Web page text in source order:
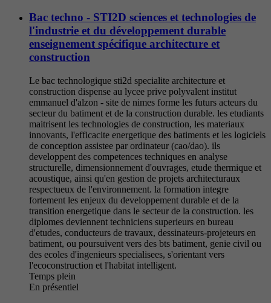
Bac techno - STI2D sciences et technologies de
l'industrie et du développement durable
enseignement spécifique architecture et
construction
Le bac technologique sti2d specialite architecture et
construction dispense au lycee prive polyvalent institut
emmanuel d'alzon - site de nimes forme les futurs acteurs du
secteur du batiment et de la construction durable. les etudiants
maitrisent les technologies de construction, les materiaux
innovants, l'efficacite energetique des batiments et les logiciels
de conception assistee par ordinateur (cao/dao). ils
developpent des competences techniques en analyse
structurelle, dimensionnement d'ouvrages, etude thermique et
acoustique, ainsi qu'en gestion de projets architecturaux
respectueux de l'environnement. la formation integre
fortement les enjeux du developpement durable et de la
transition energetique dans le secteur de la construction. les
diplomes deviennent techniciens superieurs en bureau
d'etudes, conducteurs de travaux, dessinateurs-projeteurs en
batiment, ou poursuivent vers des bts batiment, genie civil ou
des ecoles d'ingenieurs specialisees, s'orientant vers
l'ecoconstruction et l'habitat intelligent.
Temps plein
En présentiel